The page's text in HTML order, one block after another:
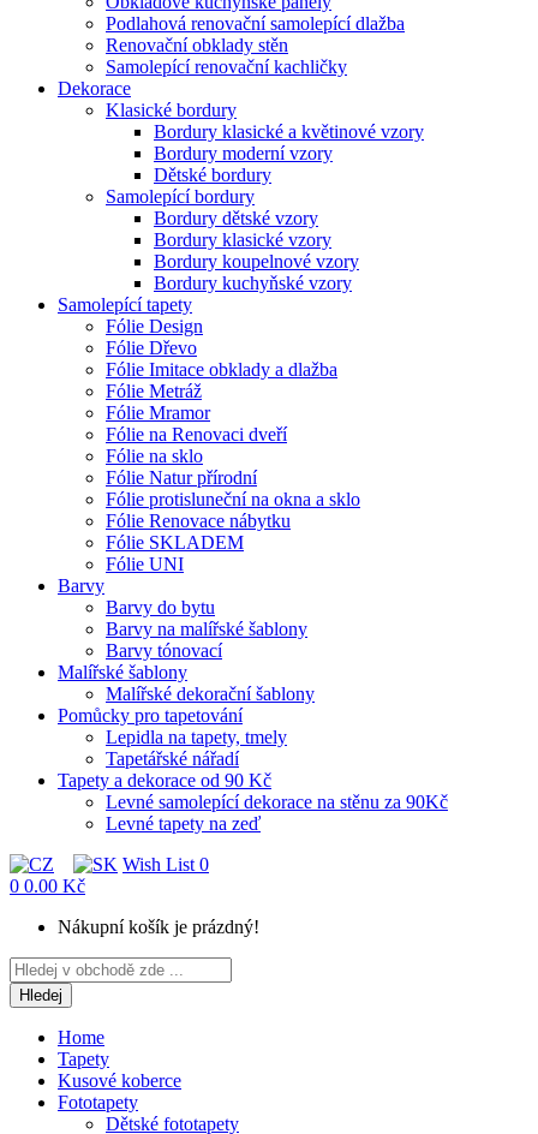
Podlahová renovační samolepící dlažba
Renovační obklady stěn
Samolepící renovační kachličky
Dekorace
Klasické bordury
Bordury klasické a květinové vzory
Bordury moderní vzory
Dětské bordury
Samolepící bordury
Bordury dětské vzory
Bordury klasické vzory
Bordury koupelnové vzory
Bordury kuchyňské vzory
Samolepící tapety
Fólie Design
Fólie Dřevo
Fólie Imitace obklady a dlažba
Fólie Metráž
Fólie Mramor
Fólie na Renovaci dveří
Fólie na sklo
Fólie Natur přírodní
Fólie protisluneční na okna a sklo
Fólie Renovace nábytku
Fólie SKLADEM
Fólie UNI
Barvy
Barvy do bytu
Barvy na malířské šablony
Barvy tónovací
Malířské šablony
Malířské dekorační šablony
Pomůcky pro tapetování
Lepidla na tapety, tmely
Tapetářské nářadí
Tapety a dekorace od 90 Kč
Levné samolepící dekorace na stěnu za 90Kč
Levné tapety na zeď
Wish List 0
0 0.00 Kč
Nákupní košík je prázdný!
Hledej
Home
Tapety
Kusové koberce
Fototapety
Dětské fototapety